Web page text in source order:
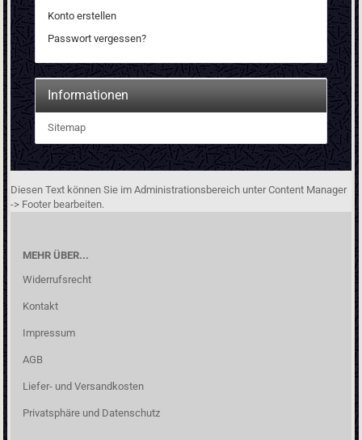
Konto erstellen
Passwort vergessen?
Informationen
Sitemap
Diesen Text können Sie im Administrationsbereich unter Content Manager
-> Footer bearbeiten.
MEHR ÜBER...
Widerrufsrecht
Kontakt
Impressum
AGB
Liefer- und Versandkosten
Privatsphäre und Datenschutz